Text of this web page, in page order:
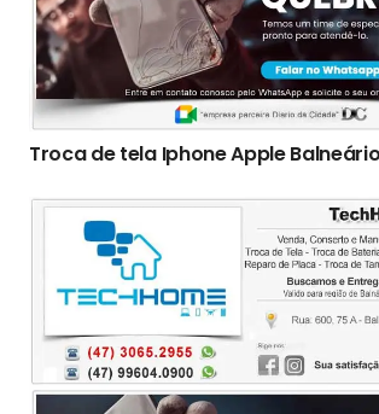
Troca de tela Iphone Apple